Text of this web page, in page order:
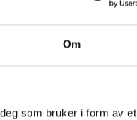
Om
som bruker i form av et